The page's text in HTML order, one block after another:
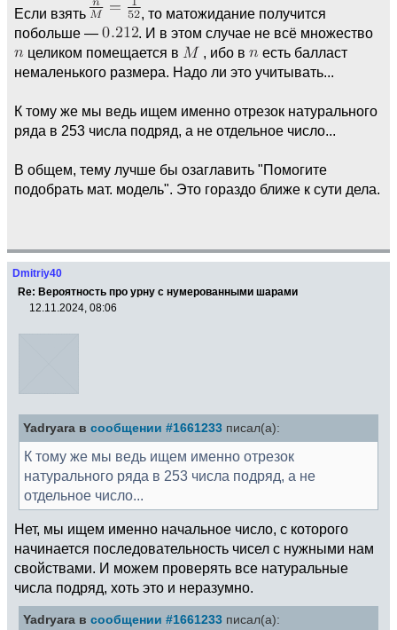
Если взять
, то матожидание получится
побольше —
. И в этом случае не всё множество
целиком помещается в
, ибо в
есть балласт
немаленького размера. Надо ли это учитывать...
К тому же мы ведь ищем именно отрезок натурального
ряда в 253 числа подряд, а не отдельное число...
В общем, тему лучше бы озаглавить "Помогите
подобрать мат. модель". Это гораздо ближе к сути дела.
Dmitriy40
Re: Вероятность про урну с нумерованными шарами
12.11.2024, 08:06
Yadryara в сообщении #1661233 писал(а):
К тому же мы ведь ищем именно отрезок
натурального ряда в 253 числа подряд, а не
отдельное число...
Нет, мы ищем именно начальное число, с которого
начинается последовательность чисел с нужными нам
свойствами. И можем проверять все натуральные
числа подряд, хоть это и неразумно.
Yadryara в сообщении #1661233 писал(а):